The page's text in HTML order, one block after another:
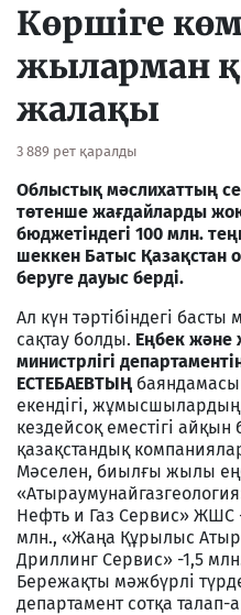
Көршіге
жыларман
жалақы
3 889 рет қаралды
Облыстық мәслихаттың
төтенше жағдайларды
бюджетіндегі 100 млн.
шеккен Батыс Қазақстан
беруге дауыс берді.
Ал күн тәртібіндегі
сақтау болды. Еңбек және
министрлігі
ЕСТЕБАЕВТЫҢ
екендігі,
кездейсоқ еместігі
қазақстандық
Мәселен, биылғы жылы
Нефть и Газ Сервис» ЖШС
млн., «Жаңа Құрылыс
Дриллинг Сервис» -1,5
Бережақты мәжбүрлі
департамент сотқа